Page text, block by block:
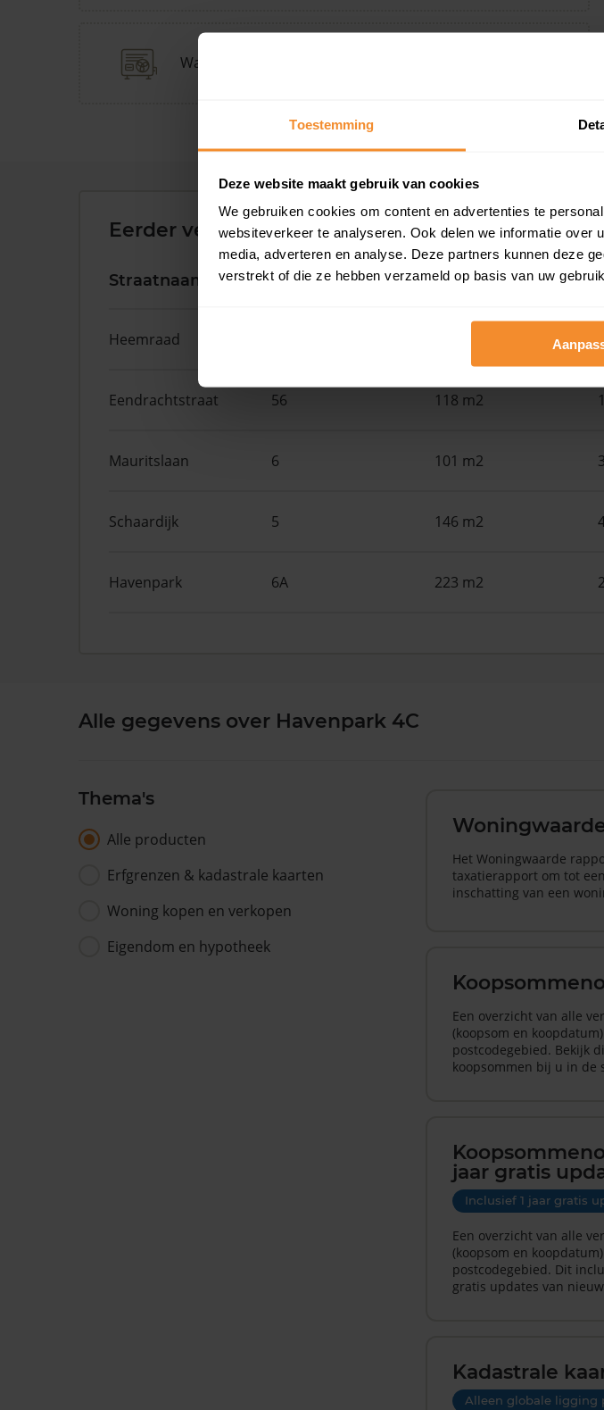
Toestemming
Deze website maakt gebruik van cookies
We gebruiken cookies om content en advertenties te
websiteverkeer te analyseren. Ook delen we informatie
media, adverteren en analyse. Deze partners kunnen deze
verstrekt of die ze hebben verzameld op basis van uw
Warmtepomp
Andere kenmerken
Eerder verkochte woningen in de buurt
Straatnaam Huisnr. Woonoppervlak
Heemraad
Eendrachtstraat 56 118 m2
Mauritslaan 6 101 m2
Schaardijk 5 146 m2
Havenpark 6A 223 m2
Alle gegevens over Havenpark 4C
Thema's
Alle producten
Erfgrenzen & kadastrale kaarten
Woning kopen en verkopen
Eigendom en hypotheek
Het Woningwaarde
taxatierapport om tot
inschatting van een
Een overzicht van alle
(koopsom en
postcodegebied. Bekijk
koopsommen bij u in de
jaar gratis
Inclusief 1 jaar gratis
Een overzicht van alle
(koopsom en
postcodegebied. Dit
gratis updates van
Kadastrale
Alleen globale ligging